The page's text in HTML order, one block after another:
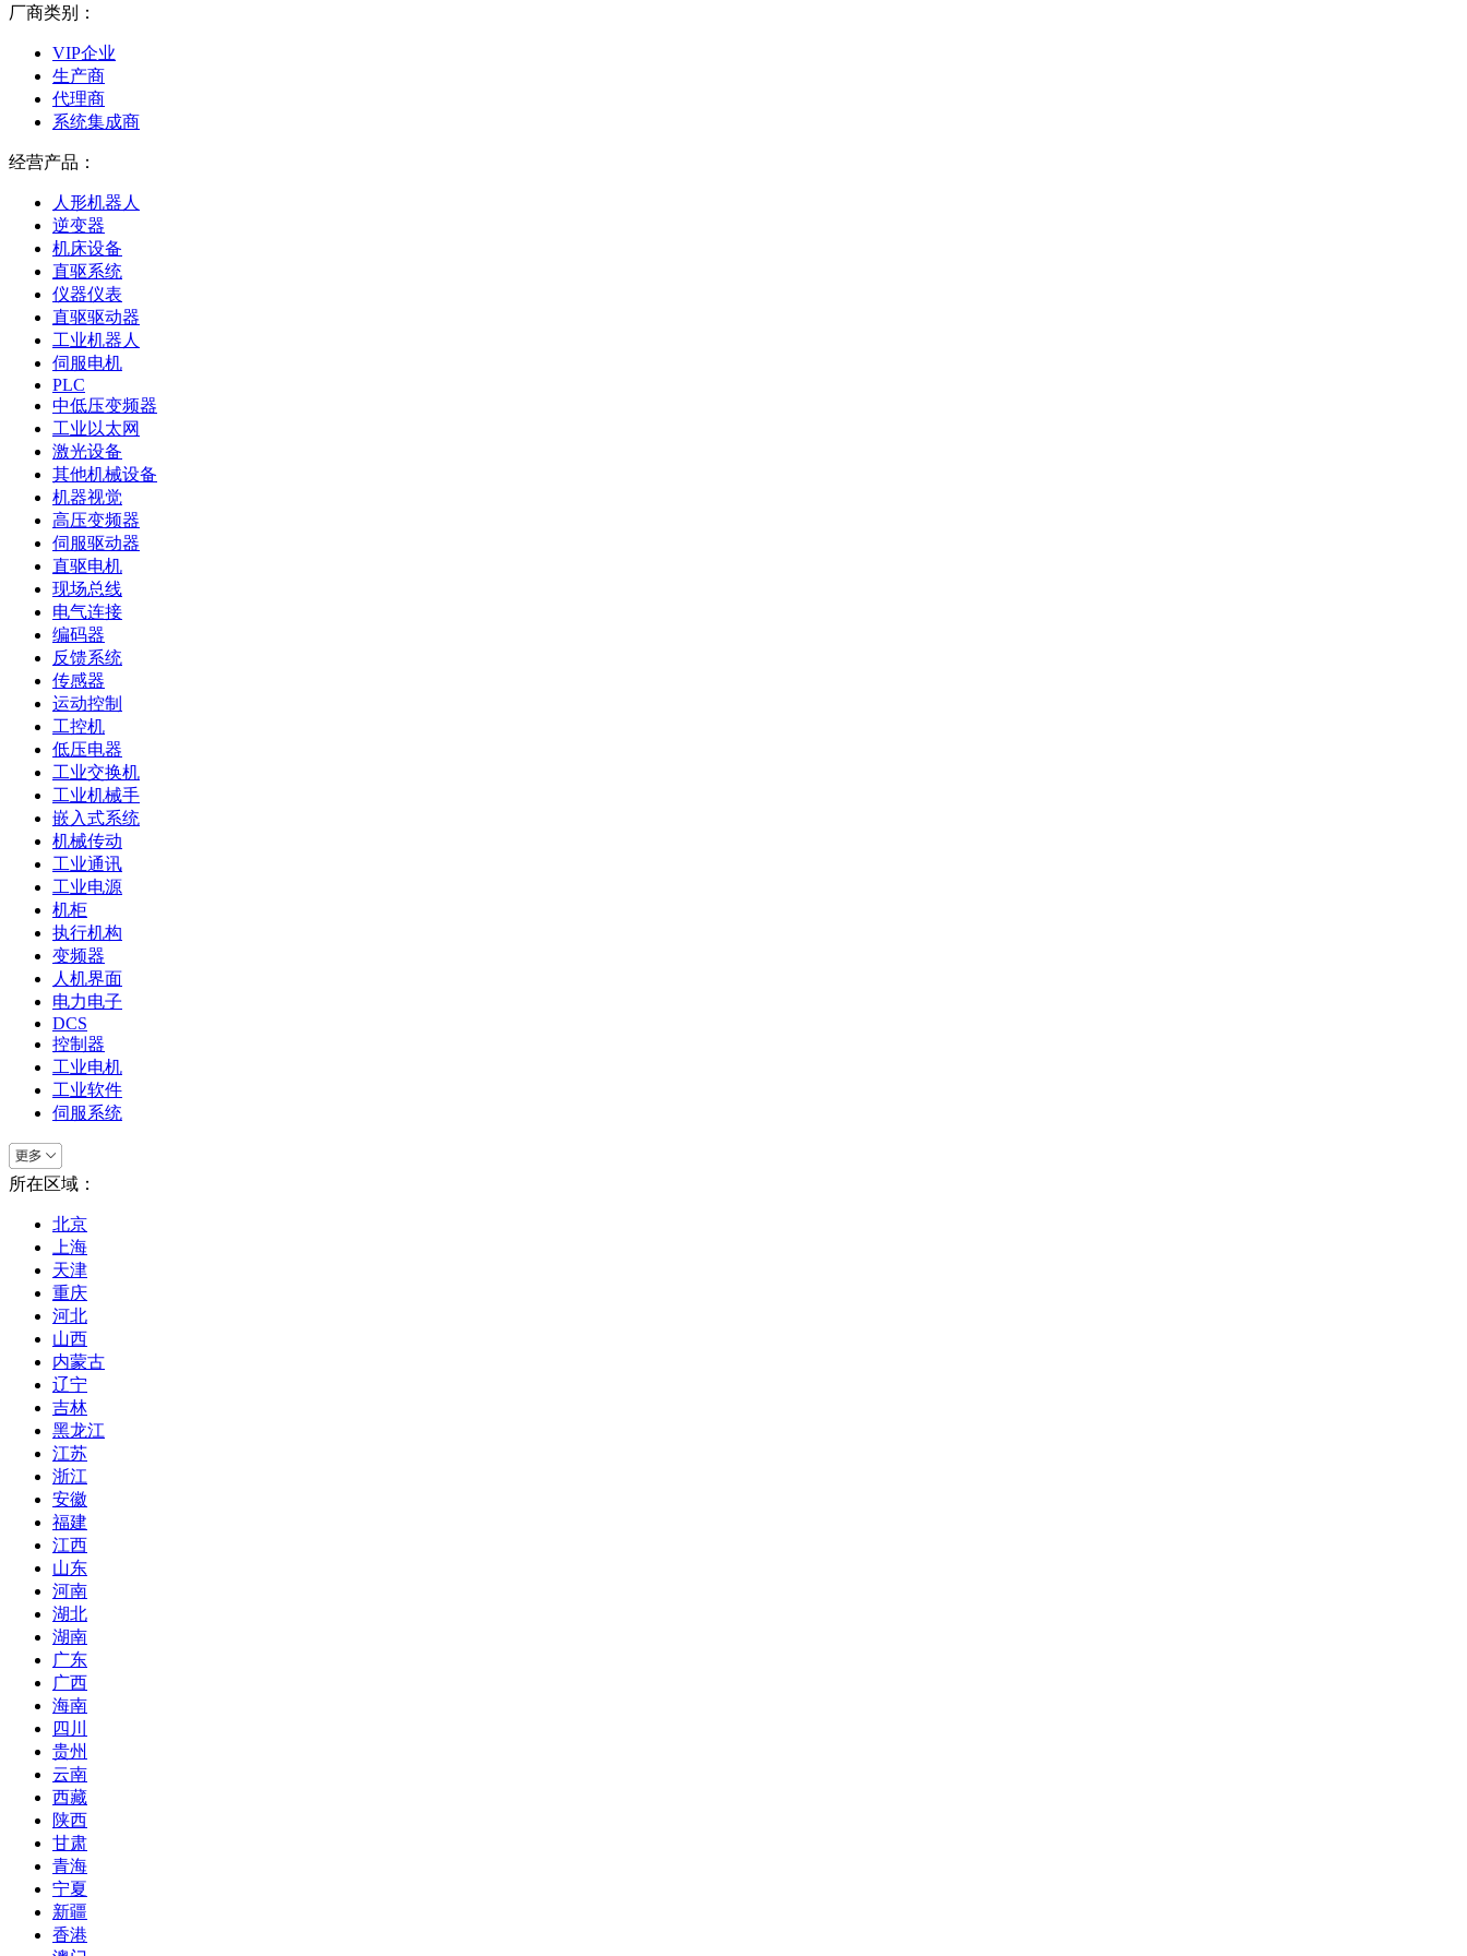
厂商类别：
VIP企业
生产商
代理商
系统集成商
经营产品：
人形机器人
逆变器
机床设备
直驱系统
仪器仪表
直驱驱动器
工业机器人
伺服电机
PLC
中低压变频器
工业以太网
激光设备
其他机械设备
机器视觉
高压变频器
伺服驱动器
直驱电机
现场总线
电气连接
编码器
反馈系统
传感器
运动控制
工控机
低压电器
工业交换机
工业机械手
嵌入式系统
机械传动
工业通讯
工业电源
机柜
执行机构
变频器
人机界面
电力电子
DCS
控制器
工业电机
工业软件
伺服系统
所在区域：
北京
上海
天津
重庆
河北
山西
内蒙古
辽宁
吉林
黑龙江
江苏
浙江
安徽
福建
江西
山东
河南
湖北
湖南
广东
广西
海南
四川
贵州
云南
西藏
陕西
甘肃
青海
宁夏
新疆
香港